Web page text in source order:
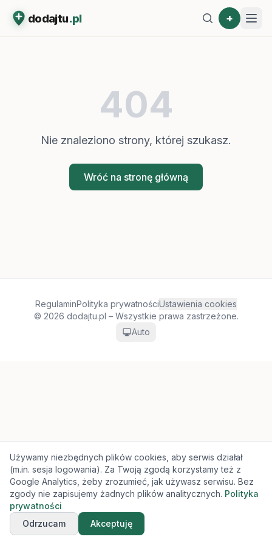
dodajtu.pl +
404
Nie znaleziono strony, której szukasz.
Wróć na stronę główną
RegulaminPolityka prywatnościUstawienia cookies
© 2026 dodajtu.pl – Wszystkie prawa zastrzeżone.
Auto
Używamy niezbędnych plików cookies, aby serwis działał
(m.in. sesja logowania). Za Twoją zgodą korzystamy też z
Google Analytics, żeby zrozumieć, jak używasz serwisu. Bez
zgody nie zapisujemy żadnych plików analitycznych. Polityka
prywatności
Odrzucam
Akceptuję